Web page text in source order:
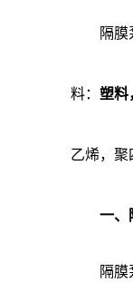
隔膜泵
料：塑料
乙烯，聚
一、
隔膜泵